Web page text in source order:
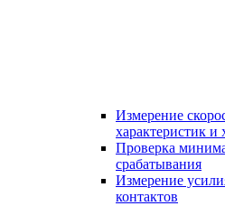
Измерение
характеристик и
Проверка
срабатывания
Измерение
контактов